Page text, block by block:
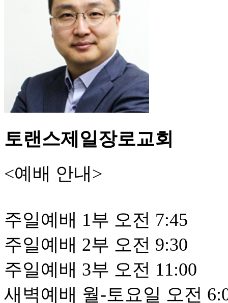
토랜스제일장로교회
<예배 안내>
주일예배 1부 오전 7:45
주일예배 2부 오전 9:30
주일예배 3부 오전 11:00
새벽예배 월-토요일 오전